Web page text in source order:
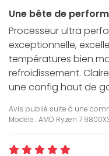
Une bête de
Processeur ultra
exceptionnelle,
températures bien
refroidissement.
une config haut de
Avis publié suite à une
Modèle : AMD Ryzen 7